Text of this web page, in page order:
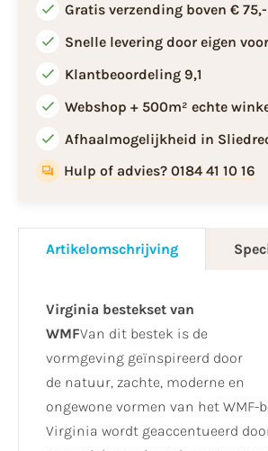
Gratis verzending boven € 75,-
Snelle levering door eigen
Klantbeoordeling 9,1
Webshop + 500m² echte
Afhaalmogelijkheid in
Hulp of advies? 0184 41 10 16
Artikelomschrijving
Virginia bestekset van
WMFVan dit bestek is de
vormgeving geïnspireerd door
de natuur, zachte, moderne en
ongewone vormen van het WMF-
Virginia wordt geaccentueerd